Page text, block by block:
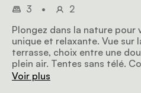
3 •
2
Plongez dans la nature pour
unique et relaxante. Vue sur
terrasse, choix entre une
plein air. Tentes sans télé.
partageant la chambre.
Voir plus